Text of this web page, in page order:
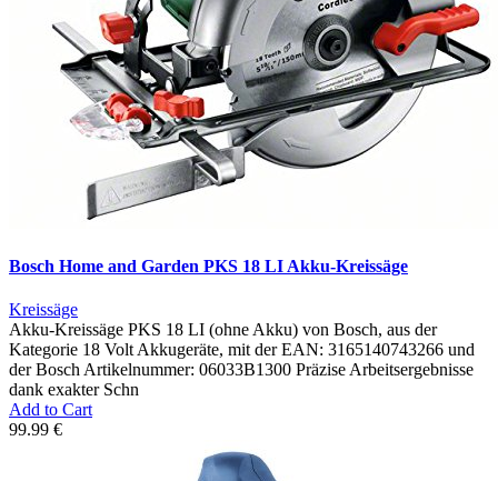
Bosch Home and Garden PKS 18 LI Akku-Kreissäge
Kreissäge
Akku-Kreissäge PKS 18 LI (ohne Akku) von Bosch, aus der
Kategorie 18 Volt Akkugeräte, mit der EAN: 3165140743266 und
der Bosch Artikelnummer: 06033B1300 Präzise Arbeitsergebnisse
dank exakter Schn
Add to Cart
99.99 €